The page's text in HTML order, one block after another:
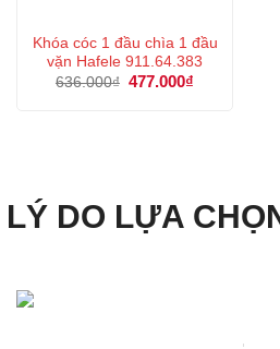
Khóa cóc 1 đầu chìa 1 đầu
vặn Hafele 911.64.383
636.000₫ Giá
477.000₫
LÝ DO LỰA